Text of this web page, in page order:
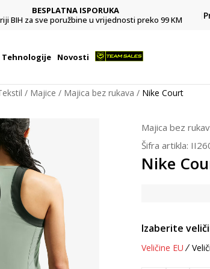
BESPLATNA ISPORUKA
BIH za sve poružbine u vrijednosti preko 99 KM
Tehnologije Novosti
Majice Majica bez rukava Nike Court
Majica bez
Šifra artikla:
Nike
Izaberite
Veličine EU